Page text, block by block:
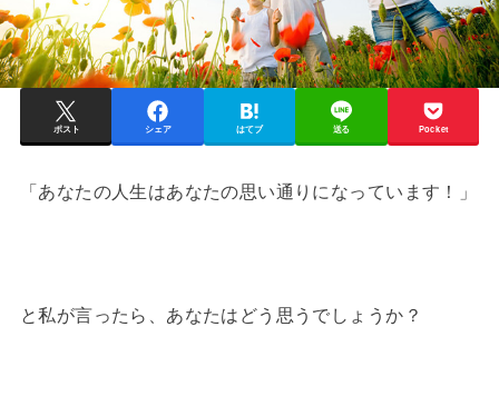
ポスト シェア はてブ 送る Pocket
「あなたの人生はあなたの思い通りになっています！」
と私が言ったら、あなたはどう思うでしょうか？